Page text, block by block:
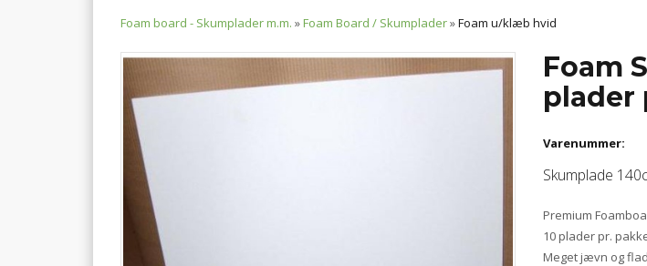
Foam board - Skumplader m.m. »Foam Board / Skumplader»Foam u/klæb hvid
Foam
plader
Varenummer:
Skumplade
Premium
10 plader pr.
Meget jævn og